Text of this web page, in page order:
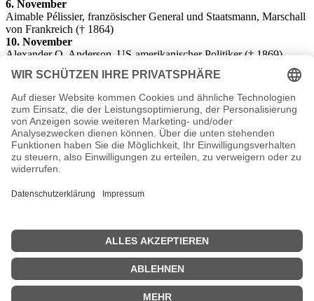
6. November
Aimable Pélissier, französischer General und Staatsmann, Marschall
von Frankreich († 1864)
10. November
Alexander O. Anderson, US-amerikanischer Politiker († 1869)
13. November
William Wright, US-amerikanischer Politiker († 1866)
16. November
Johann Baptist Coronini-Cronberg, Militär- und Zivilgouverneur im
Banat und in der serbischen Woiwodschaft († 1880)
20. November
Eduard Rüppell, deutscher Naturwissenschaftler und Afrikaforscher
(† 1884)
23. November
Politiker († 1839)
27. Dezember
William C. Preston, US-amerikanischer Politiker († 1860)
<<Geburtstage 1793| Geburtstage 1795>>